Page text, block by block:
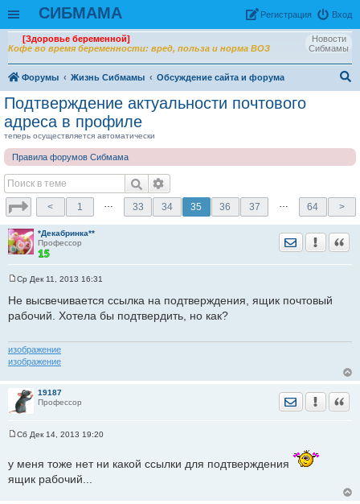
СИБМАМА Вход
Рeгиcтpaция
Новости
Сибмамы
[Здоровье беременной]
Кофе во время беременности: вред, польза и норма ВОЗ
Форумы Жизнь Сибмамы
Обсуждение сайта и форума
Подтверждение актуальности почтового
адреса в профиле
теперь осуществляется автоматически
Правила форумов Сибмама
< 1 … 33 34 35 36 37 … 64 >
*Декабринка**
Профессор
Отправить
о
б
н
и
е
Ср Дек 11, 2013 16:31
Не высвечивается ссылка на подтверждения, ящик почтовый
рабочий. Хотела бы подтвердить, но как?
изображение
изображение
19187
Профессор
Отправить
о
б
щ
Сб Дек 14, 2013 19:20
у меня тоже нет ни какой ссылки для подтверждения
ящик рабочий...